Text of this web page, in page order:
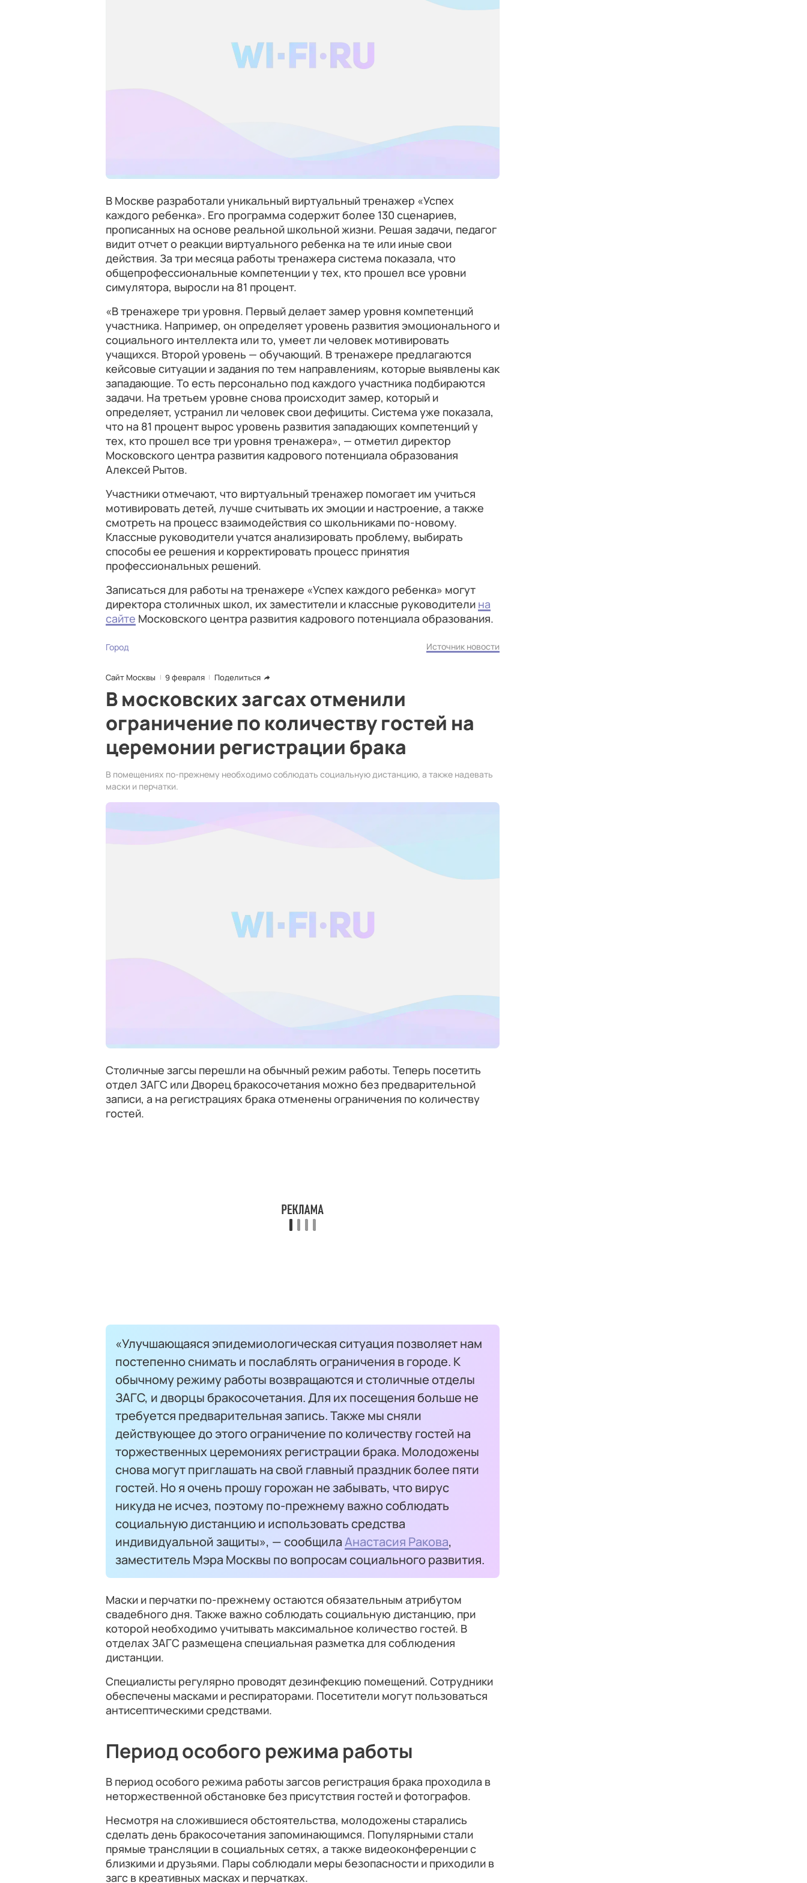
В Москве разработали уникальный виртуальный тренажер «Успех
каждого ребенка». Его программа содержит более 130 сценариев,
прописанных на основе реальной школьной жизни. Решая задачи, педагог
видит отчет о реакции виртуального ребенка на те или иные свои
действия. За три месяца работы тренажера система показала, что
общепрофессиональные компетенции у тех, кто прошел все уровни
симулятора, выросли на 81 процент.
«В тренажере три уровня. Первый делает замер уровня компетенций
участника. Например, он определяет уровень развития эмоционального и
социального интеллекта или то, умеет ли человек мотивировать
учащихся. Второй уровень — обучающий. В тренажере предлагаются
кейсовые ситуации и задания по тем направлениям, которые выявлены как
западающие. То есть персонально под каждого участника подбираются
задачи. На третьем уровне снова происходит замер, который и
определяет, устранил ли человек свои дефициты. Система уже показала,
что на 81 процент вырос уровень развития западающих компетенций у
тех, кто прошел все три уровня тренажера», — отметил директор
Московского центра развития кадрового потенциала образования
Алексей Рытов.
Участники отмечают, что виртуальный тренажер помогает им учиться
мотивировать детей, лучше считывать их эмоции и настроение, а также
смотреть на процесс взаимодействия со школьниками по-новому.
Классные руководители учатся анализировать проблему, выбирать
способы ее решения и корректировать процесс принятия
профессиональных решений.
Записаться для работы на тренажере «Успех каждого ребенка» могут
директора столичных школ, их заместители и классные руководители на
сайте Московского центра развития кадрового потенциала образования.
Город Источник новости
Сайт Москвы 9 февраля Поделиться
В московских загсах отменили
ограничение по количеству гостей на
церемонии регистрации брака
В помещениях по-прежнему необходимо соблюдать социальную дистанцию, а также надевать
маски и перчатки.
Столичные загсы перешли на обычный режим работы. Теперь посетить
отдел ЗАГС или Дворец бракосочетания можно без предварительной
записи, а на регистрациях брака отменены ограничения по количеству
гостей.
«Улучшающаяся эпидемиологическая ситуация позволяет нам
постепенно снимать и послаблять ограничения в городе. К
обычному режиму работы возвращаются и столичные отделы
ЗАГС, и дворцы бракосочетания. Для их посещения больше не
требуется предварительная запись. Также мы сняли
действующее до этого ограничение по количеству гостей на
торжественных церемониях регистрации брака. Молодожены
снова могут приглашать на свой главный праздник более пяти
гостей. Но я очень прошу горожан не забывать, что вирус
никуда не исчез, поэтому по-прежнему важно соблюдать
социальную дистанцию и использовать средства
индивидуальной защиты», — сообщилаАнастасия Ракова,
заместитель Мэра Москвы по вопросам социального развития.
Маски и перчатки по-прежнему остаются обязательным атрибутом
свадебного дня. Также важно соблюдать социальную дистанцию, при
которой необходимо учитывать максимальное количество гостей. В
отделах ЗАГС размещена специальная разметка для соблюдения
дистанции.
Специалисты регулярно проводят дезинфекцию помещений. Сотрудники
обеспечены масками и респираторами. Посетители могут пользоваться
антисептическими средствами.
Период особого режима работы
В период особого режима работы загсов регистрация брака проходила в
неторжественной обстановке без присутствия гостей и фотографов.
Несмотря на сложившиеся обстоятельства, молодожены старались
сделать день бракосочетания запоминающимся. Популярными стали
прямые трансляции в социальных сетях, а также видеоконференции с
близкими и друзьями. Пары соблюдали меры безопасности и приходили в
загс в креативных масках и перчатках.